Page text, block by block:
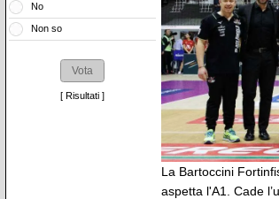
No
Non so
[ Risultati ]
La Bartoccini
aspetta l'A1. Cade